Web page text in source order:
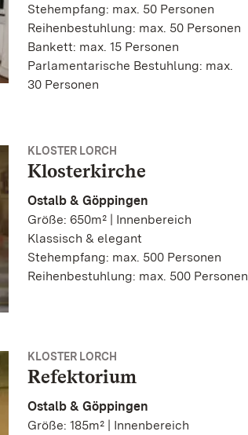
Stehempfang: max. 50 Personen
Reihenbestuhlung: max. 50 Personen
Bankett: max. 15 Personen
Parlamentarische Bestuhlung: max.
30 Personen
KLOSTER LORCH
Klosterkirche
Ostalb & Göppingen
Größe: 650m² | Innenbereich
Klassisch & elegant
Stehempfang: max. 500 Personen
Reihenbestuhlung: max. 500 Personen
KLOSTER LORCH
Refektorium
Ostalb & Göppingen
Größe: 185m² | Innenbereich